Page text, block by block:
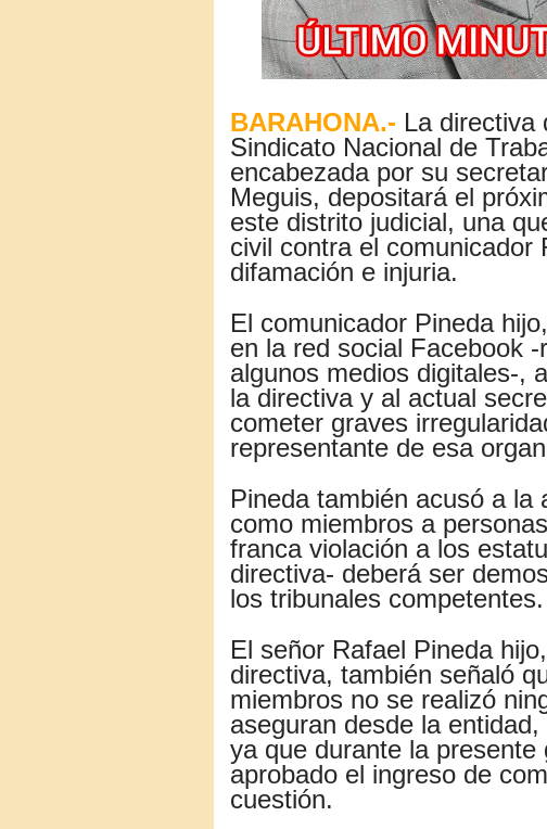
BARAHONA.- La directiva
Sindicato Nacional de
encabezada por su
Meguis, depositará el
este distrito judicial, una
civil contra el comunicador
difamación e injuria.
El comunicador Pineda hijo
en la red social Facebook
algunos medios digitales-,
la directiva y al actual
cometer graves
representante de esa
Pinedatambién acusó a la
como miembros a
franca violación a los
directiva- deberá ser
los tribunales competentes.
El señor Rafael Pineda
directiva, también señaló
miembros no se realizó
aseguran desde la
ya que durante la
aprobado el ingreso de
cuestión.